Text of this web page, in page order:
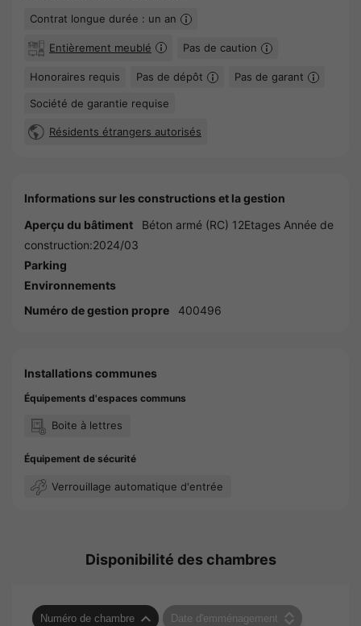
Contrat longue durée : un an
Entièrement meublé Pas de caution
Honoraires requis Pas de dépôt Pas de garant
Société de garantie requise
Résidents étrangers autorisés
Informations sur les constructions et la gestion
Aperçu du bâtiment
Béton armé (RC) 12Etages Année de
construction:2024/03
Parking
Environnements
Numéro de gestion propre
400496
Installations communes
Équipements d'espaces communs
Boite à lettres
Équipement de sécurité
Verrouillage automatique d'entrée
Disponibilité des chambres
Numéro de chambre Date d'emménagement